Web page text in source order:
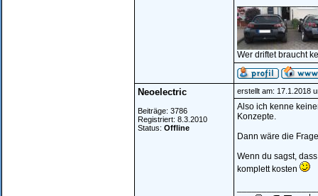
Wer driftet braucht
Neoelectric
Beiträge: 3786
Registriert: 8.3.2010
Status: Offline
erstellt am: 17.1.2018
Also ich kenne
Konzepte.
Dann wäre die
Wenn du sagst,
komplett kosten